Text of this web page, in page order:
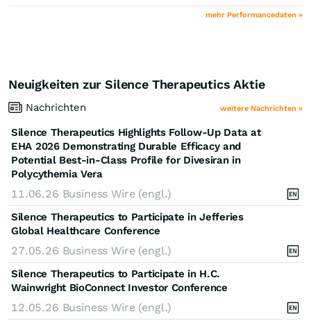
mehr Performancedaten »
Neuigkeiten zur Silence Therapeutics Aktie
Nachrichten weitere Nachrichten »
Silence Therapeutics Highlights Follow-Up Data at
EHA 2026 Demonstrating Durable Efficacy and
Potential Best-in-Class Profile for Divesiran in
Polycythemia Vera
11.06.26 Business Wire (engl.)
Silence Therapeutics to Participate in Jefferies
Global Healthcare Conference
27.05.26 Business Wire (engl.)
Silence Therapeutics to Participate in H.C.
Wainwright BioConnect Investor Conference
12.05.26 Business Wire (engl.)